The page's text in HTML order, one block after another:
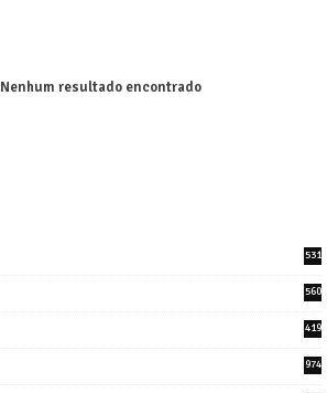
Nenhum resultado encontrado
531
560
419
974